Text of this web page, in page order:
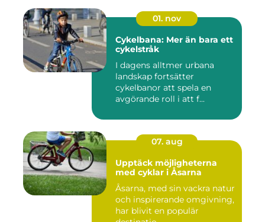
01. nov
Cykelbana: Mer än bara ett
cykelstråk
I dagens alltmer urbana
landskap fortsätter
cykelbanor att spela en
avgörande roll i att f...
07. aug
Upptäck möjligheterna
med cyklar i Åsarna
Åsarna, med sin vackra natur
och inspirerande omgivning,
har blivit en populär